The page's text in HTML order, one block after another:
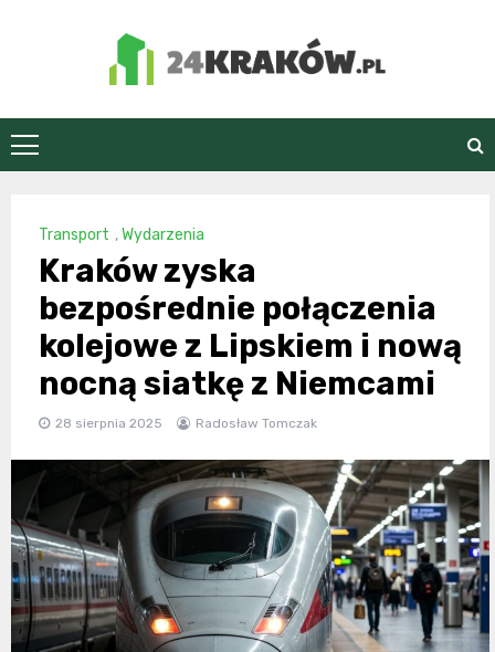
24Kraków.pl
Transport ,Wydarzenia
Kraków zyska
bezpośrednie połączenia
kolejowe z Lipskiem i nową
nocną siatkę z Niemcami
28 sierpnia 2025 Radosław Tomczak